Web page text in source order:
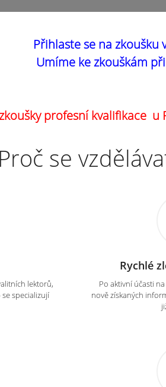
Přihlaste se na zkoušku
Umíme ke zkouškám
profesní kvalifikace
Proč se
lektorů,
specializují
Rychlé
Po aktivní účasti
nově získaných